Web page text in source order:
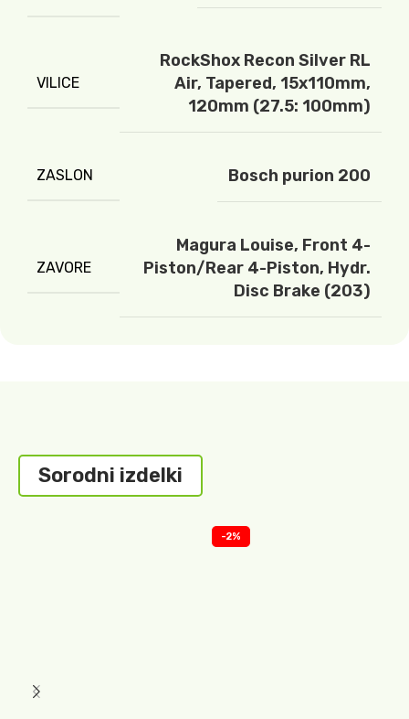
VILICE
RockShox Recon Silver RL
Air, Tapered, 15x110mm,
120mm (27.5: 100mm)
ZASLON Bosch purion 200
ZAVORE
Magura Louise, Front 4-
Piston/Rear 4-Piston, Hydr.
Disc Brake (203)
Sorodni izdelki
-2%